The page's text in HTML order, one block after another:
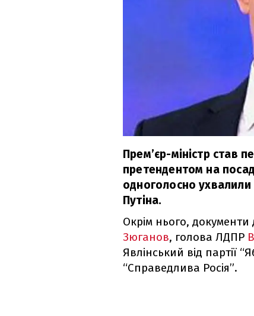
Прем’єр-міністр став
претендентом на
одноголосно
Путіна.
Окрім нього,
Зюганов, голова ЛДПР
Явлінський від партії
“Справедлива Росія”.